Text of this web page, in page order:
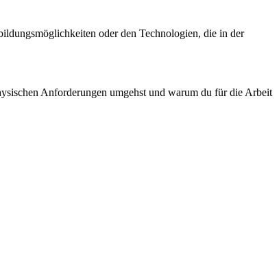
oder den Technologien, die in der
Anforderungen umgehst und warum du für die Arbeit